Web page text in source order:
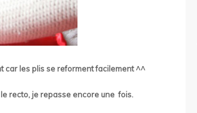
car les plis se reforment facilement ^^
recto, je repasse encore une fois.